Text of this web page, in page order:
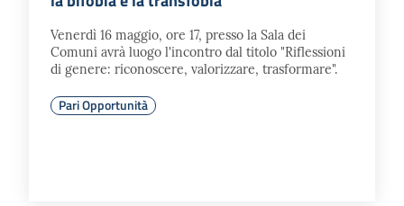
Venerdì 16 maggio, ore 17, presso la Sala dei
Comuni avrà luogo l'incontro dal titolo "Riflessioni
di genere: riconoscere, valorizzare, trasformare".
Pari Opportunità